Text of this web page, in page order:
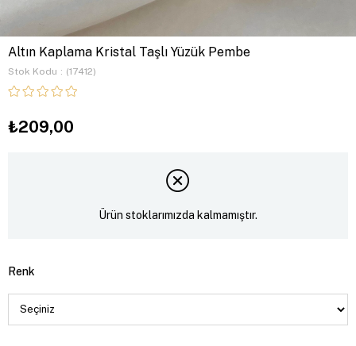
Altın Kaplama Kristal Taşlı Yüzük Pembe
Stok Kodu (17412)
₺209,00
Ürün stoklarımızda kalmamıştır.
Renk